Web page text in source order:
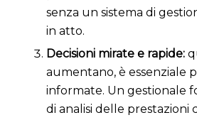
senza un sistema di
in atto.
Decisioni mirate e rapide:
aumentano, è essenziale
informate. Un gestionale
di analisi delle prestazioni